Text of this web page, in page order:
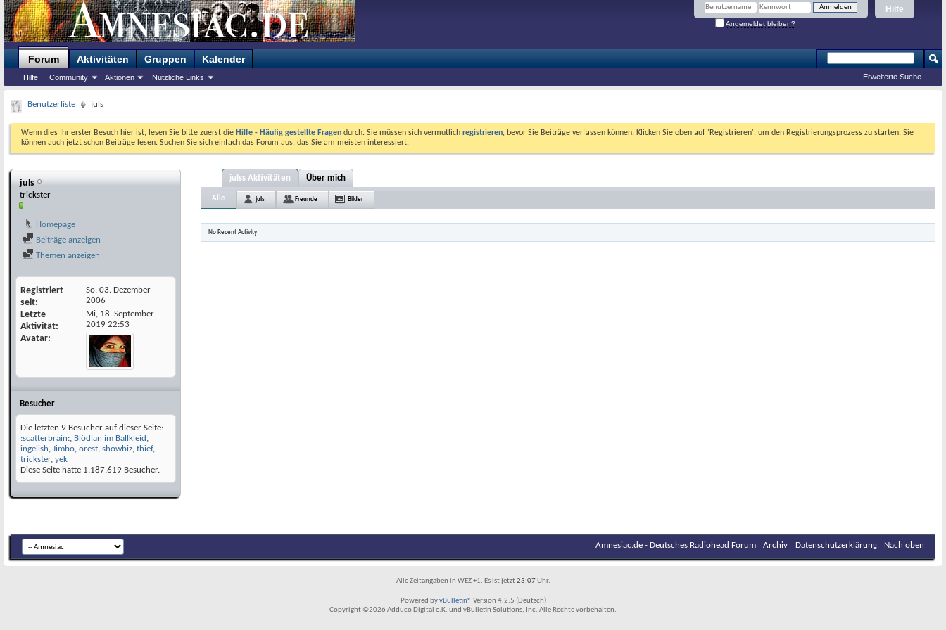
Hilfe
Angemeldet bleiben?
Forum
Hilfe Community Aktionen Nützliche Links
Aktivitäten Gruppen Kalender
Erweiterte Suche
Benutzerliste juls
Wenn dies Ihr erster Besuch hier ist, lesen Sie bitte zuerst die Hilfe - Häufig gestellte Fragen durch. Sie müssen sich vermutlich registrieren, bevor Sie Beiträge verfassen können. Klicken Sie oben auf 'Registrieren', um den Registrierungsprozess zu starten. Sie
können auch jetzt schon Beiträge lesen. Suchen Sie sich einfach das Forum aus, das Sie am meisten interessiert.
juls
trickster
Homepage
Beiträge anzeigen
Themen anzeigen
Registriert
seit
So, 03. Dezember
2006
Letzte
Aktivität
Mi, 18. September
2019 22:53
Avatar
Besucher
Die letzten 9 Besucher auf dieser Seite:
:scatterbrain:, Blödian im Ballkleid ,
ingelish, Jimbo, orest, showbiz, thief,
trickster, yek
Diese Seite hatte 1.187.619 Besucher.
julss Aktivitäten Über mich
Alle juls Freunde Bilder
No Recent Activity
Amnesiac.de - Deutsches Radiohead Forum Archiv Datenschutzerklärung Nach oben
Alle Zeitangaben in WEZ +1. Es ist jetzt23:07Uhr.
Powered byvBulletin® Version 4.2.5 (Deutsch)
Copyright ©2026 Adduco Digital e.K. und vBulletin Solutions, Inc. Alle Rechte vorbehalten.